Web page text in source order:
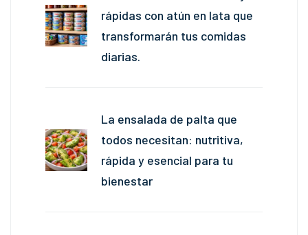
rápidas con atún en lata que
transformarán tus comidas
diarias.
La ensalada de palta que
todos necesitan: nutritiva,
rápida y esencial para tu
bienestar